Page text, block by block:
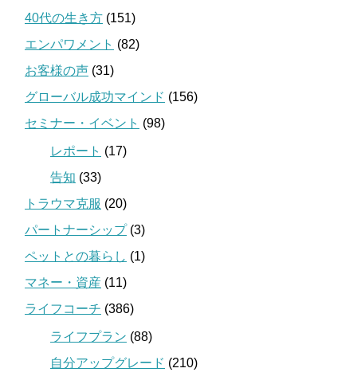
40代の生き方 (151)
エンパワメント (82)
お客様の声 (31)
グローバル成功マインド (156)
セミナー・イベント (98)
レポート (17)
告知 (33)
トラウマ克服 (20)
パートナーシップ(3)
ペットとの暮らし (1)
マネー・資産 (11)
ライフコーチ (386)
ライフプラン (88)
自分アップグレード (210)